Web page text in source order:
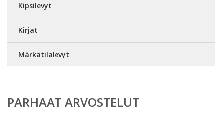
Kipsilevyt
Kirjat
Märkätilalevyt
PARHAAT ARVOSTELUT